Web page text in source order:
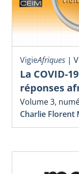
VigieAfriques |
La COVID-
réponses
Volume 3,
Charlie Florent